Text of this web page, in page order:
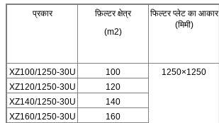
प्रकार
फ़िल्टर क्षेत्र
(m2)
फिल्टर प्लेट का आकार
(मिमी)
XZ100/1250-30U 100 1250×1250
XZ120/1250-30U
120
XZ140/1250-30U
140
XZ160/1250-30U
160